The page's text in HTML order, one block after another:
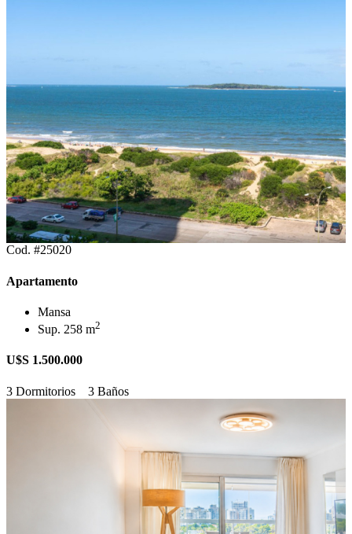
Cod. #25020
Apartamento
Mansa
Sup. 258 m2
U$S 1.500.000
3 Dormitorios 3 Baños